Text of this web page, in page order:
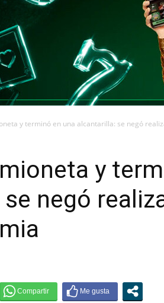
y terminó en una alcantarilla: se negó
y
negó